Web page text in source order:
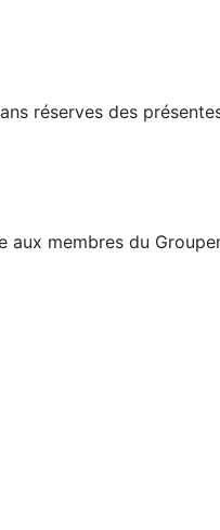
réserves des
membres du